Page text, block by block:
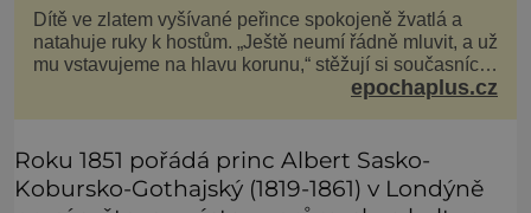
Dítě ve zlatem vyšívané peřince spokojeně žvatlá a
natahuje ruky k hostům. „Ještě neumí řádně mluvit, a už
mu vstavujeme na hlavu korunu,“ stěžují si současníci,
pro které je k neuvěření, že droboučký princ se dnes
epochaplus.cz
Roku 1851 pořádá princ Albert Sasko-
Kobursko-Gothajský (1819-1861) v Londýně